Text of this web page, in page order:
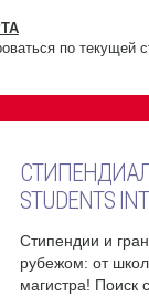
по текущей
STUDENTS
Стипендии и
рубежом: от
магистра! Поиск